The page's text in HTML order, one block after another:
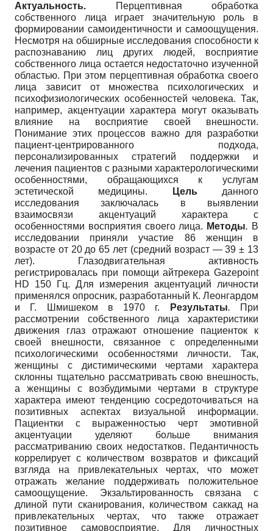
Актуальность. Перцептивная обработка
собственного лица играет значительную роль в
формировании самоидентичности и самоощущения.
Несмотря на обширные исследования способности к
распознаванию лиц других людей, восприятие
собственного лица остается недостаточно изученной
областью. При этом перцептивная обработка своего
лица зависит от множества психологических и
психофизиологических особенностей человека. Так,
например, акцентуации характера могут оказывать
влияние на восприятие своей внешности.
Понимание этих процессов важно для разработки
пациент-центрированного подхода,
персонализированных стратегий поддержки и
лечения пациентов с разными характерологическими
особенностями, обращающихся к услугам
эстетической медицины.
Цельданного
исследования заключалась в выявлении
взаимосвязи акцентуаций характера с
особенностями восприятия своего лица. Методы. В
исследовании приняли участие 86 женщин в
возрасте от 20 до 65 лет (средний возраст — 39 ± 13
лет). Глазодвигательная активность
регистрировалась при помощи айтрекера Gazepoint
HD 150 Гц. Для измерения акцентуаций личности
применялся опросник, разработанный К. Леонгардом
и Г. Шмишеком в 1970 г.
Результаты. При
рассмотрении собственного лица характеристики
движения глаз отражают отношение пациенток к
своей внешности, связанное с определенными
психологическими особенностями личности. Так,
женщины с дистимическими чертами характера
склонны тщательно рассматривать свою внешность,
а женщины с возбудимыми чертами в структуре
характера имеют тенденцию сосредоточиваться на
позитивных аспектах визуальной информации.
Пациентки с выраженностью черт эмотивной
акцентуации уделяют больше внимания
рассматриванию своих недостатков. Педантичность
коррелирует с количеством возвратов и фиксаций
взгляда на привлекательных чертах, что может
отражать желание поддерживать положительное
самоощущение. Экзальтированность связана с
длиной пути сканирования, количеством саккад на
привлекательных чертах, что также отражает
позитивное самовосприятие. Для личностных